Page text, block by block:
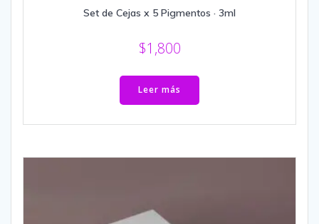
Set de Cejas x 5 Pigmentos · 3ml
$1,800
Leer más